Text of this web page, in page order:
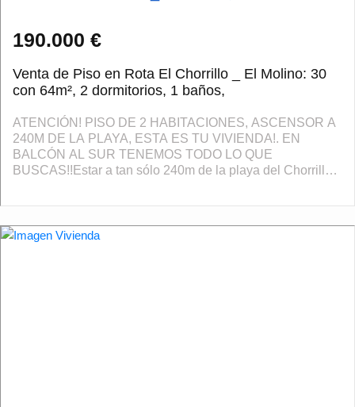
190.000 €
Venta de Piso en Rota El Chorrillo _ El Molino: 30
con 64m², 2 dormitorios, 1 baños,
ATENCIÓN! PISO DE 2 HABITACIONES, ASCENSOR A
240M DE LA PLAYA, ESTA ES TU VIVIENDA!. EN
BALCÓN AL SUR TENEMOS TODO LO QUE
BUSCAS!!Estar a tan sólo 240m de la playa del Chorrillo,